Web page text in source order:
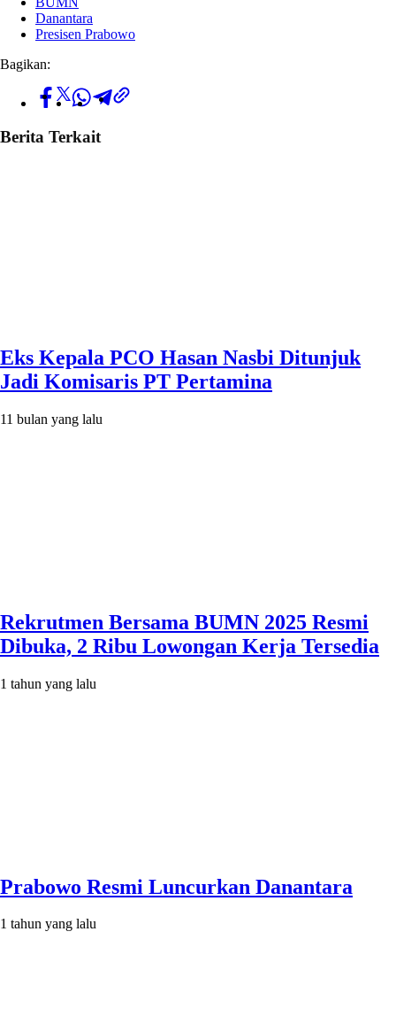
Danantara
Presisen Prabowo
Bagikan:
Berita Terkait
Eks Kepala PCO Hasan Nasbi Ditunjuk
Jadi Komisaris PT Pertamina
11 bulan yang lalu
Rekrutmen Bersama BUMN 2025 Resmi
Dibuka, 2 Ribu Lowongan Kerja Tersedia
1 tahun yang lalu
Prabowo Resmi Luncurkan Danantara
1 tahun yang lalu